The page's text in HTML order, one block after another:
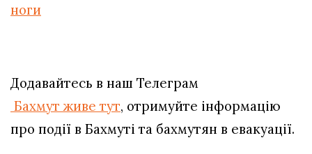
ноги
Додавайтесь в наш Телеграм
Бахмут живе тут, отримуйте інформацію
про події в Бахмуті та бахмутян в евакуації.